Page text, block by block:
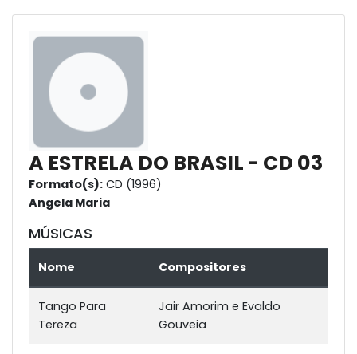
A ESTRELA DO BRASIL - CD 03
Formato(s): CD (1996)
Angela Maria
MÚSICAS
Nome Compositores
Tango Para
Tereza
Jair Amorim e Evaldo
Gouveia